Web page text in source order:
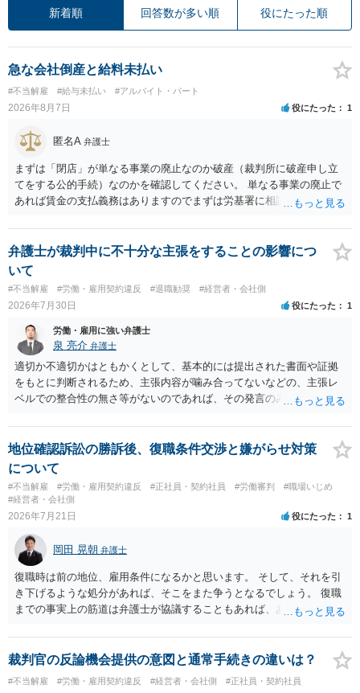
新着順 回答数が多い順 役にたった順
急な会社倒産と給料未払い
#不当解雇 #給与未払い #アルバイト・パート
2026年8月7日 役にたった 1
匿名A 弁護士
まずは「閉店」が単なる事業の廃止なのか破産（裁判所に破産申し立
てをする公的手続）なのかを確認してください。 単なる事業の廃止で
あれば賃金の支払義務はありますのでまずは労基署に相談してくださ
しいかもしれませんが）賃金などの労働債権は他の債務より優先して
支払われます。ただし支払までにかなり時間がかかるでしょう。 さら
に、「独立行政法人労働者健康安全機構 」という公的機関が未払賃金
の立替事業を行っています。詳しくは、同機構の＜未払賃金立替払相
談コーナー＞ TEL 044-431-8663 相談時間：土日祝日を除く9:15～1
7:00 に相談してみてください。同じように未払となった他の従業員の
方がいれば一緒に相談してみるといいでしょう。
弁護士が裁判中に不十分な主張をすることの影響につ
いて
#不当解雇 #労働・雇用契約違反 #退職勧奨 #経営者・会社側
2026年7月30日 役にたった 1
労働・雇用に強い弁護士
泉 亮介 弁護士
適切か不適切かはともかくとして、基本的には提出された書面や証拠
をもとに判断されるため、主張内容が噛み合ってないなどの、主張レ
ベルでの整合性の無さ等がないのであれば、その発言のみで大きく不
地位確認訴訟の勝訴後、復職条件交渉と嫌がらせ対策
について
#不当解雇 #労働・雇用契約違反 #正社員・契約社員 #労働審判
#職場いじめ
#経営者・会社側
2026年7月21日 役にたった 1
岡田 晃朝 弁護士
復職時は前の地位、雇用条件になるかと思います。 そして、それを引
き下げるような処分があれば、そこをまた争うとなるでしょう。 復職
までの事実上の筋道は弁護士が協議することもあれば、あなたがご自
ょうから、別途費用が発生することもありますが、出勤日時の設定く
らいならサービスでしてくれるかもしれません。
裁判官の反論機会提供の意図と通常手続きの違いは？
#不当解雇 #労働・雇用契約違反 #経営者・会社側 #正社員・契約社員